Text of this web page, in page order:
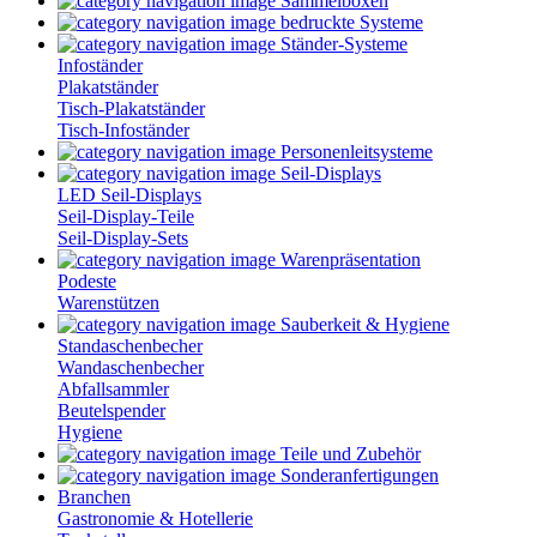
bedruckte Systeme
Ständer-Systeme
Infoständer
Plakatständer
Tisch-Plakatständer
Tisch-Infoständer
Personenleitsysteme
Seil-Displays
LED Seil-Displays
Seil-Display-Teile
Seil-Display-Sets
Warenpräsentation
Podeste
Warenstützen
Sauberkeit & Hygiene
Standaschenbecher
Wandaschenbecher
Abfallsammler
Beutelspender
Hygiene
Teile und Zubehör
Sonderanfertigungen
Branchen
Gastronomie & Hotellerie